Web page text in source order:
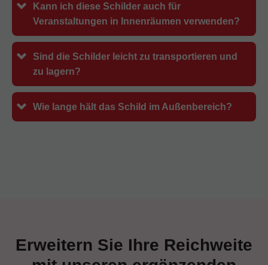
Kann ich diese Schilder auch für
Veranstaltungen in Innenräumen verwenden?
Sind die Schilder leicht zu transportieren und
zu lagern?
Wie lange hält das Schild im Außenbereich?
Erweitern Sie Ihre Reichweite